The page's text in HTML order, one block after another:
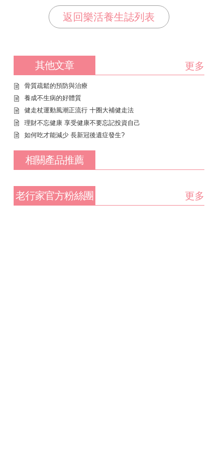
返回樂活養生誌列表
其他文章 更多
骨質疏鬆的預防與治療
養成不生病的好體質
健走杖運動風潮正流行 十圈大補健走法
理財不忘健康 享受健康不要忘記投資自己
如何吃才能減少 長新冠後遺症發生?
相關產品推薦
老行家官方粉絲團 更多